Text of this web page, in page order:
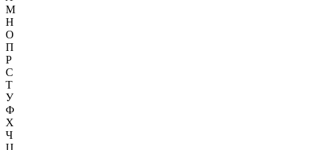
М
Н
О
П
Р
С
Т
У
Ф
Х
Ч
Ц